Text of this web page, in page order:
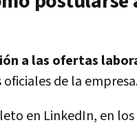
a las ofertas
de la
en LinkedIn, en